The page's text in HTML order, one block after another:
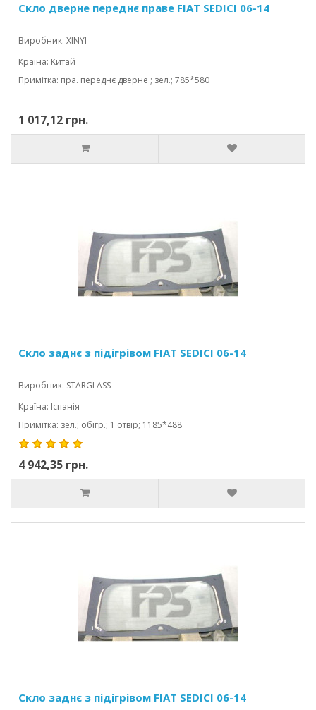
Скло дверне переднє праве FIAT SEDICI 06-14
Виробник: XINYI
Країна: Китай
Примітка: пра. переднє дверне ; зел.; 785*580
1 017,12 грн.
Скло заднє з підігрівом FIAT SEDICI 06-14
Виробник: STARGLASS
Країна: Іспанія
Примітка: зел.; обігр.; 1 отвір; 1185*488
4 942,35 грн.
Скло заднє з підігрівом FIAT SEDICI 06-14